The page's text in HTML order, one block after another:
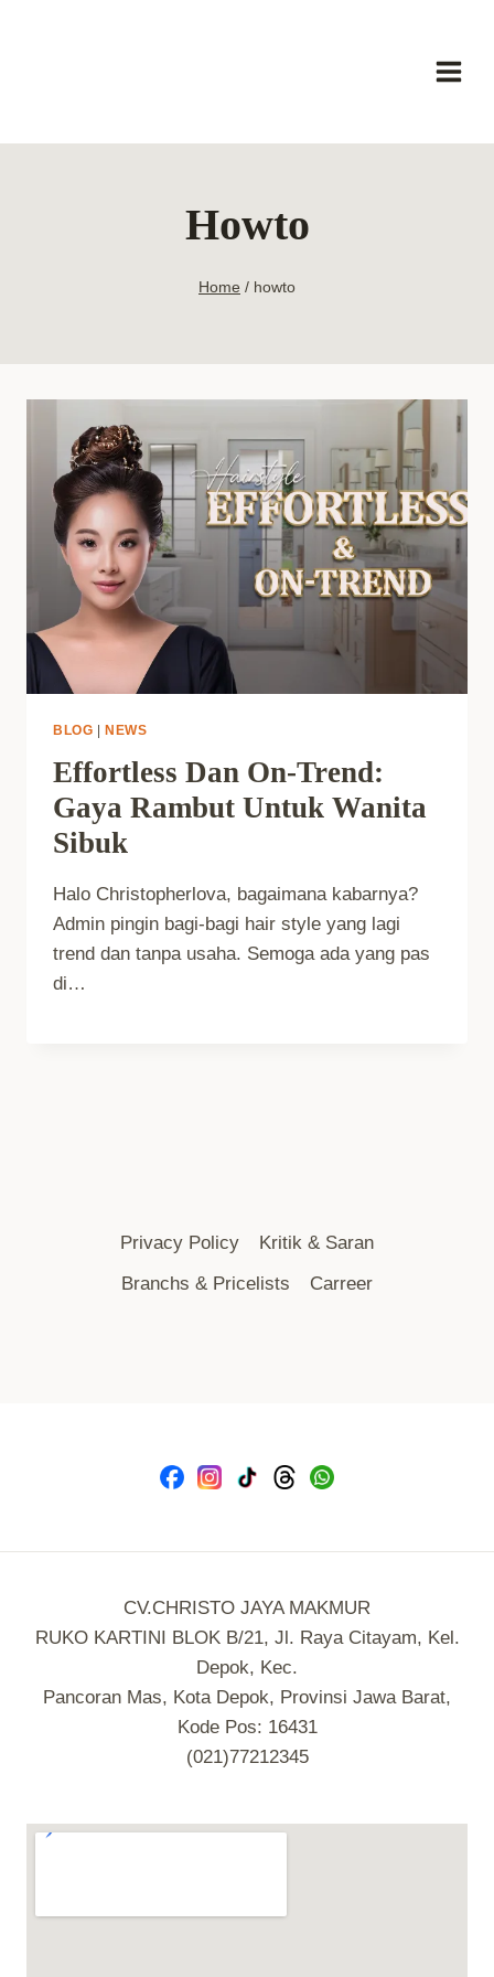
Howto
Home / howto
BLOG |NEWS
Effortless Dan On-Trend:
Gaya Rambut Untuk Wanita
Sibuk
Halo Christopherlova, bagaimana kabarnya?
Admin pingin bagi-bagi hair style yang lagi
trend dan tanpa usaha. Semoga ada yang pas
di…
Privacy Policy
Kritik & Saran
Branchs & Pricelists
Carreer
CV.CHRISTO JAYA MAKMUR
RUKO KARTINI BLOK B/21, Jl. Raya Citayam, Kel.
Depok, Kec.
Pancoran Mas, Kota Depok, Provinsi Jawa Barat,
Kode Pos: 16431
(021)77212345